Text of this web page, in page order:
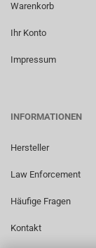
Warenkorb
Ihr Konto
Impressum
INFORMATIONEN
Hersteller
Law Enforcement
Häufige Fragen
Kontakt